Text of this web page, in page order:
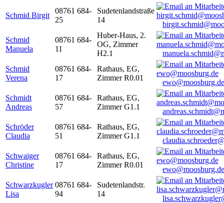
Schmid Birgit
08761 684-
25
Sudetenlandstraße
14
Schmid
Manuela
08761 684-
11
Huber-Haus, 2.
OG, Zimmer
H2.1
Schmid
Verena
08761 684-
17
Rathaus, EG,
Zimmer R0.01
ewo@moosburg.de
Schmidt
Andreas
08761 684-
57
Rathaus, EG,
Zimmer G1.1
Schröder
Claudia
08761 684-
51
Rathaus, EG,
Zimmer G1.1
Schwaiger
Christine
08761 684-
17
Rathaus, EG,
Zimmer R0.01
ewo@moosburg.de
Schwarzkugler
Lisa
08761 684-
94
Sudetenlandstr.
14